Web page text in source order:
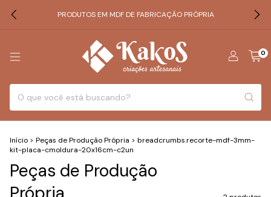
PRODUTOS EM MDF DE FABRICAÇÃO PRÓPRIA
0
Início > Peças de Produção Própria > breadcrumbs.recorte-mdf-3mm-
kit-placa-cmoldura-20x16cm-c2un
Peças de Produção